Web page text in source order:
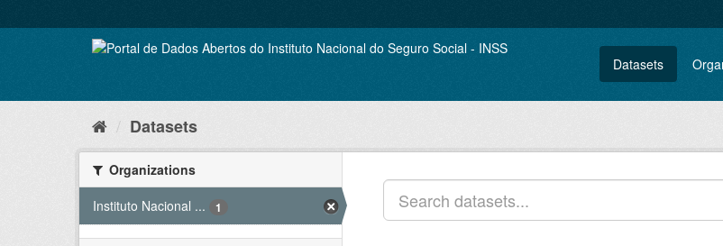
to
Datasets
Datasets
Organizations
Instituto Nacional ...
1